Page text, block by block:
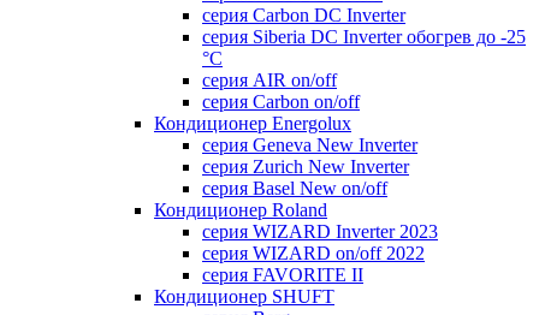
серия Carbon DC Inverter
серия Siberia DC Inverter обогрев до -25
°С
серия AIR on/off
серия Carbon on/off
Кондиционер Energolux
серия Geneva New Inverter
серия Zurich New Inverter
серия Basel New on/off
Кондиционер Roland
серия WIZARD Inverter 2023
серия WIZARD on/off 2022
серия FAVORITE II
Кондиционер SHUFT